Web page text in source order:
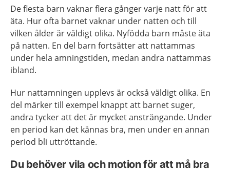
De flesta barn vaknar flera gånger varje natt för att
äta. Hur ofta barnet vaknar under natten och till
vilken ålder är väldigt olika. Nyfödda barn måste äta
på natten. En del barn fortsätter att nattammas
under hela amningstiden, medan andra nattammas
ibland.
Hur nattamningen upplevs är också väldigt olika. En
del märker till exempel knappt att barnet suger,
andra tycker att det är mycket ansträngande. Under
en period kan det kännas bra, men under en annan
period bli uttröttande.
Du behöver vila och motion för att må bra